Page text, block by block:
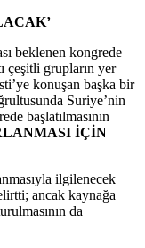
beklenen kongrede
çeşitli grupların yer
konuşan başka bir
Suriye’nin
başlatılmasının
İÇİN
ilgilenecek
ancak kaynağa
da